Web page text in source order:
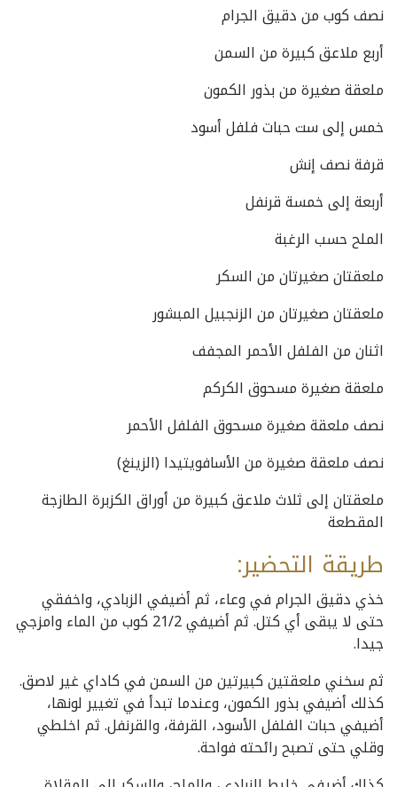
نصف كوب من دقيق الجرام
أربع ملاعق كبيرة من السمن
ملعقة صغيرة من بذور الكمون
خمس إلى ست حبات فلفل أسود
قرفة نصف إنش
أربعة إلى خمسة قرنفل
الملح حسب الرغبة
ملعقتان صغيرتان من السكر
ملعقتان صغيرتان من الزنجبيل المبشور
اثنان من الفلفل الأحمر المجفف
ملعقة صغيرة مسحوق الكركم
نصف ملعقة صغيرة مسحوق الفلفل الأحمر
نصف ملعقة صغيرة من الأسافويتيدا (الزينغ)
ملعقتان إلى ثلاث ملاعق كبيرة من أوراق الكزبرة الطازجة
المقطعة
طريقة التحضير:
خذي دقيق الجرام في وعاء، ثم أضيفي الزبادي، واخفقي
حتى لا يبقى أي كتل. ثم أضيفي 21/2 كوب من الماء وامزجي
جيدا.
ثم سخني ملعقتين كبيرتين من السمن في كاداي غير لاصق.
كذلك أضيفي بذور الكمون، وعندما تبدأ في تغيير لونها،
أضيفي حبات الفلفل الأسود، القرفة، والقرنفل. ثم اخلطي
وقلي حتى تصبح رائحته فواحة.